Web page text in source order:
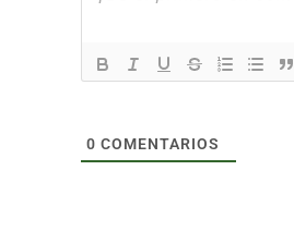
0 COMENTARIOS